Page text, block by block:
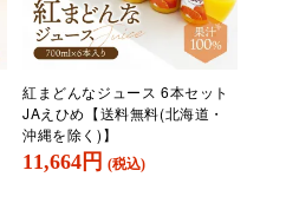
紅まどんなジュース 6本セット
JAえひめ【送料無料(北海道・
沖縄を除く)】
11,664円 (税込)